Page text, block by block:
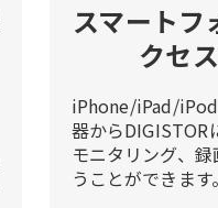
スマートフ
クセ
iPhone/iPad/
器からDIGISTOR
モニタリング、
うことができます。